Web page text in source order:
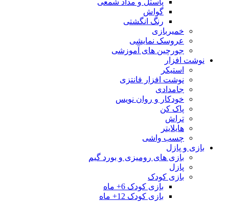
پاستل و مداد شمعی
گواش
رنگ انگشتی
خمیربازی
عروسک نمایشی
جورچین های آموزشی
نوشت افزار
استیکر
نوشت افزار فانتزی
جامدادی
خودکار و روان نویس
پاک کن
تراش
هایلایتر
چسب واشی
بازی و پازل
بازی های رومیزی و بورد گیم
پازل
بازی کودک
بازی کودک 6+ ماه
بازی کودک 12+ ماه